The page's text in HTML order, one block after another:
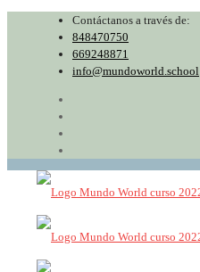
Contáctanos a través de:
848470750
669248871
info@mundoworld.school